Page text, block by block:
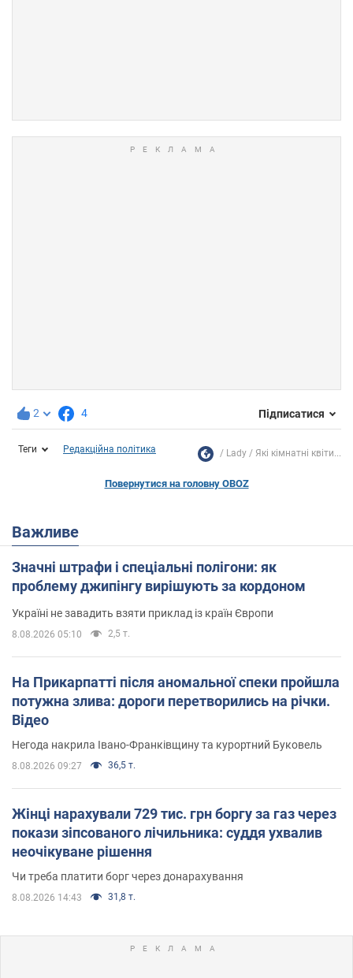
2 4 Підписатися
Теги Редакційна політика Lady Які кімнатні квіти...
Повернутися на головну OBOZ
Важливе
Значні штрафи і спеціальні полігони: як
проблему джипінгу вирішують за кордоном
Україні не завадить взяти приклад із країн Європи
8.08.2026 05:10 2,5 т.
На Прикарпатті після аномальної спеки пройшла
потужна злива: дороги перетворились на річки.
Відео
Негода накрила Івано-Франківщину та курортний Буковель
8.08.2026 09:27 36,5 т.
Жінці нарахували 729 тис. грн боргу за газ через
покази зіпсованого лічильника: суддя ухвалив
неочікуване рішення
Чи треба платити борг через донарахування
8.08.2026 14:43 31,8 т.